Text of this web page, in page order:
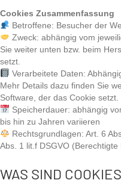
Cookies Zusammenfassung
Betroffene: Besucher der
Zweck: abhängig vom
Sie weiter unten bzw. beim
setzt.
Verarbeitete Daten:
Mehr Details dazu finden Sie
Software, der das Cookie setzt.
Speicherdauer: abhängig
bis hin zu Jahren variieren
Rechtsgrundlagen: Art. 6
Abs. 1 lit.f DSGVO (Berechtigte
WAS SIND